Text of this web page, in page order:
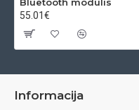
55.01€
Informacija